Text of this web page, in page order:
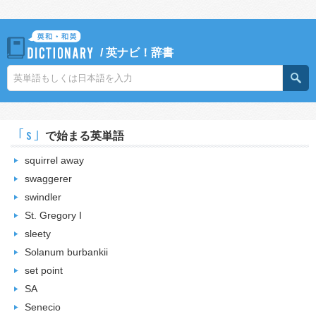
/英ナビ！辞書
｢s｣ で始まる英単語
squirrel away
swaggerer
swindler
St. Gregory I
sleety
Solanum burbankii
set point
SA
Senecio